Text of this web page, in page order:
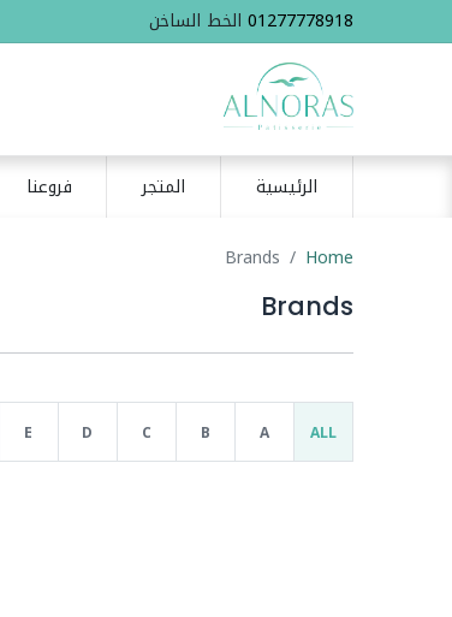
01277778918 الخط الساخن
الرئيسية المتجر فروعنا
Home
Brands
Brands
ALL
A
B
C
D
E